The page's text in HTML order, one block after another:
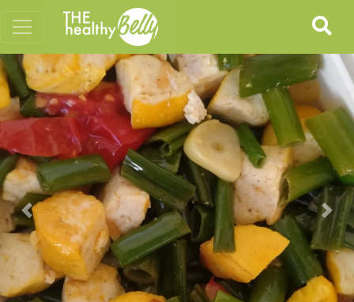
Previous Next